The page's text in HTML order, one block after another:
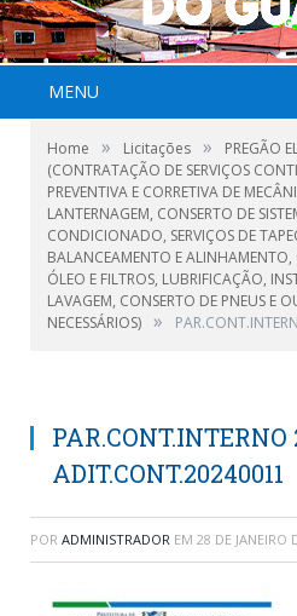
MENU
Home » Licitações »
PREGÃO
(CONTRATAÇÃO DE SERVIÇOS
PREVENTIVA E CORRETIVA DE
LANTERNAGEM, CONSERTO DE
CONDICIONADO, SERVIÇOS DE
BALANCEAMENTO E
ÓLEO E FILTROS, LUBRIFICAÇÃO,
LAVAGEM, CONSERTO DE PNEUS E
NECESSÁRIOS) »
PAR.CONT.INTERNO
ADIT.CONT.20240011
POR ADMINISTRADOR EM 28 DE JANEIRO